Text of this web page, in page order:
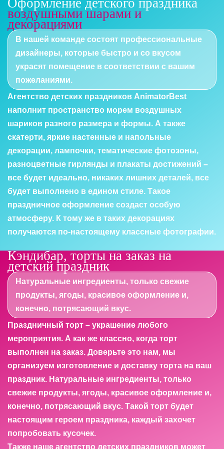
Оформление детского праздника
воздушными шарами и
декорациями
В нашей команде состоят профессиональные
дизайнеры, которые быстро и со вкусом
украсят помещение в соответствии с вашим
пожеланиями.
Агентство детских праздников AnimatorBest
наполнит пространство морем воздушных
шариков разного размера и формы. А также
скатерти, яркие настенные и напольные
декорации, лампочки, тематические фотозоны,
разноцветные гирлянды и плакаты достижений –
все будет идеально, никаких лишних деталей, все
будет выполнено в едином стиле. Такое
праздничное оформление создаст особую
атмосферу. К тому же в таких декорациях
получаются по-настоящему классные фотографии.
Кэндибар, торты на заказ на
детский праздник
Натуральные ингредиенты, только свежие
продукты, ягоды, красивое оформление и,
конечно, потрясающий вкус.
Праздничный торт – украшение любого
мероприятия. А как же классно, когда торт
выполнен на заказ. Доверьте это нам, мы
организуем изготовление и доставку торта на ваш
праздник. Натуральные ингредиенты, только
свежие продукты, ягоды, красивое оформление и,
конечно, потрясающий вкус. Такой торт будет
настоящим героем праздника, каждый захочет
попробовать кусочек.
Также наше агентство детских праздников может